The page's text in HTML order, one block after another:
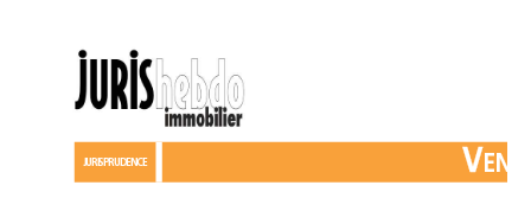
V
JURISPRUDENCE